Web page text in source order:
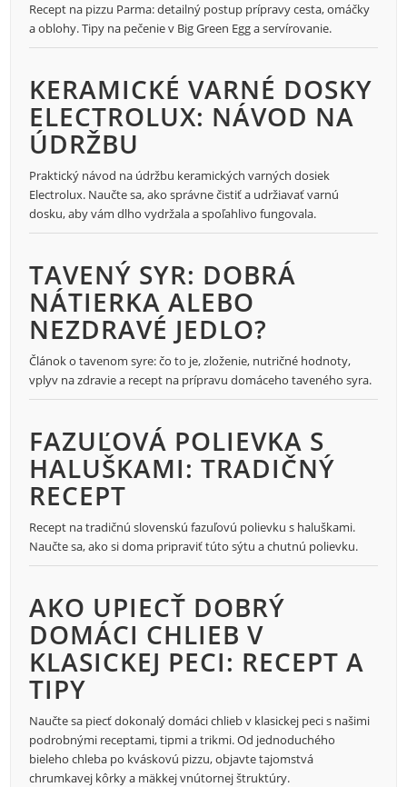
Recept na pizzu Parma: detailný postup prípravy cesta, omáčky
a oblohy. Tipy na pečenie v Big Green Egg a servírovanie.
KERAMICKÉ VARNÉ DOSKY
ELECTROLUX: NÁVOD NA
ÚDRŽBU
Praktický návod na údržbu keramických varných dosiek
Electrolux. Naučte sa, ako správne čistiť a udržiavať varnú
dosku, aby vám dlho vydržala a spoľahlivo fungovala.
TAVENÝ SYR: DOBRÁ
NÁTIERKA ALEBO
NEZDRAVÉ JEDLO?
Článok o tavenom syre: čo to je, zloženie, nutričné hodnoty,
vplyv na zdravie a recept na prípravu domáceho taveného syra.
FAZUĽOVÁ POLIEVKA S
HALUŠKAMI: TRADIČNÝ
RECEPT
Recept na tradičnú slovenskú fazuľovú polievku s haluškami.
Naučte sa, ako si doma pripraviť túto sýtu a chutnú polievku.
AKO UPIECŤ DOBRÝ
DOMÁCI CHLIEB V
KLASICKEJ PECI: RECEPT A
TIPY
Naučte sa piecť dokonalý domáci chlieb v klasickej peci s našimi
podrobnými receptami, tipmi a trikmi. Od jednoduchého
bieleho chleba po kváskovú pizzu, objavte tajomstvá
chrumkavej kôrky a mäkkej vnútornej štruktúry.